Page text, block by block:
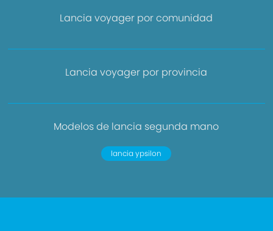
Lancia voyager por comunidad
Lancia voyager por provincia
Modelos de lancia segunda mano
lancia ypsilon